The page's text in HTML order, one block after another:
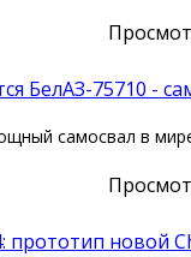
БелАЗ-75710 -
самосвал в
новой